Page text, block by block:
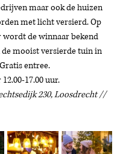
maar ook de huizen
met licht versierd. Op
wordt de winnaar bekend
de mooist versierde tuin in
entree.
17.00 uur.
230, Loosdrecht //